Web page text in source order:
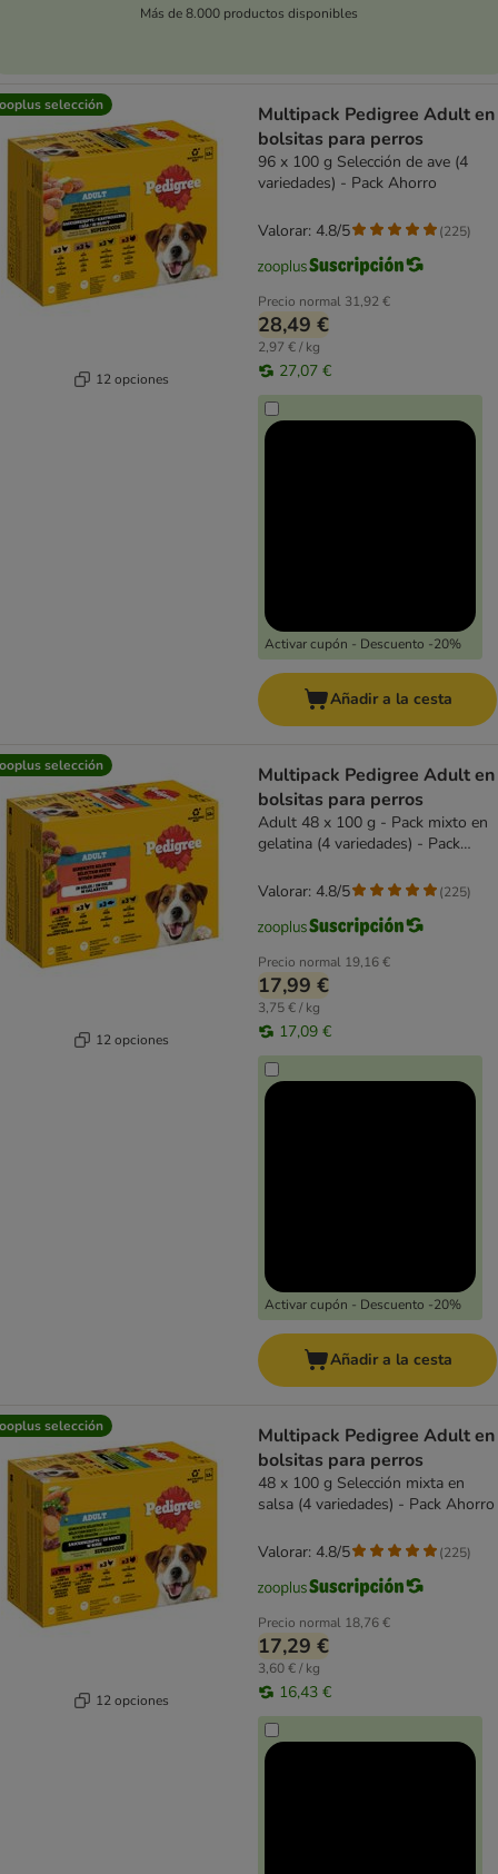
Más de 8.000 productos disponibles
selección
12 opciones
Multipack Pedigree Adult en
bolsitas para perros
96 x 100 g Selección de ave (4
variedades) - Pack Ahorro
Precio normal 31,92 €
28,49 €
2,97 € / kg
27,07 €
Activar cupón - Descuento -20%
Valorar: 4.8/5 (225)
Añadir a la cesta
selección
12 opciones
Multipack Pedigree Adult en
bolsitas para perros
Adult 48 x 100 g - Pack mixto en
gelatina (4 variedades) - Pack
Precio normal 19,16 €
17,99 €
3,75 € / kg
17,09 €
Activar cupón - Descuento -20%
Valorar: 4.8/5 (225)
Añadir a la cesta
selección
12 opciones
Multipack Pedigree Adult en
bolsitas para perros
48 x 100 g Selección mixta en
salsa (4 variedades) - Pack Ahorro
Precio normal 18,76 €
17,29 €
3,60 € / kg
16,43 €
Valorar: 4.8/5 (225)